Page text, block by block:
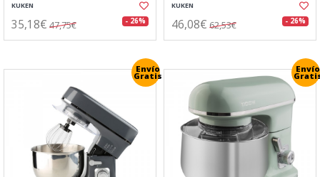
KUKEN
35,18€ 47,75€ - 26%
KUKEN
46,08€ 62,53€ - 26%
Envío
Gratis
Envío